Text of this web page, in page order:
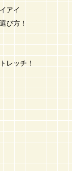
アイ
び方！
レッチ！